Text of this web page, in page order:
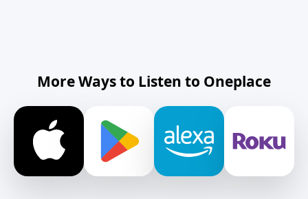
More Ways to Listen to Oneplace